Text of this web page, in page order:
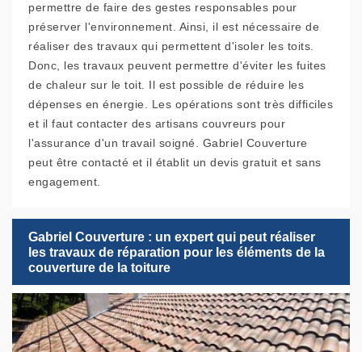
permettre de faire des gestes responsables pour
préserver l'environnement. Ainsi, il est nécessaire de
réaliser des travaux qui permettent d'isoler les toits.
Donc, les travaux peuvent permettre d'éviter les fuites
de chaleur sur le toit. Il est possible de réduire les
dépenses en énergie. Les opérations sont très difficiles
et il faut contacter des artisans couvreurs pour
l'assurance d'un travail soigné. Gabriel Couverture
peut être contacté et il établit un devis gratuit et sans
engagement.
Gabriel Couverture : un expert qui peut réaliser
les travaux de réparation pour les éléments de la
couverture de la toiture